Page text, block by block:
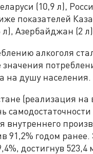
(10,9 л),
показателей
л), Азербайджан (2
алкоголя
на душу населения.
(реализация
внутреннего
91,2% годом
достигнув